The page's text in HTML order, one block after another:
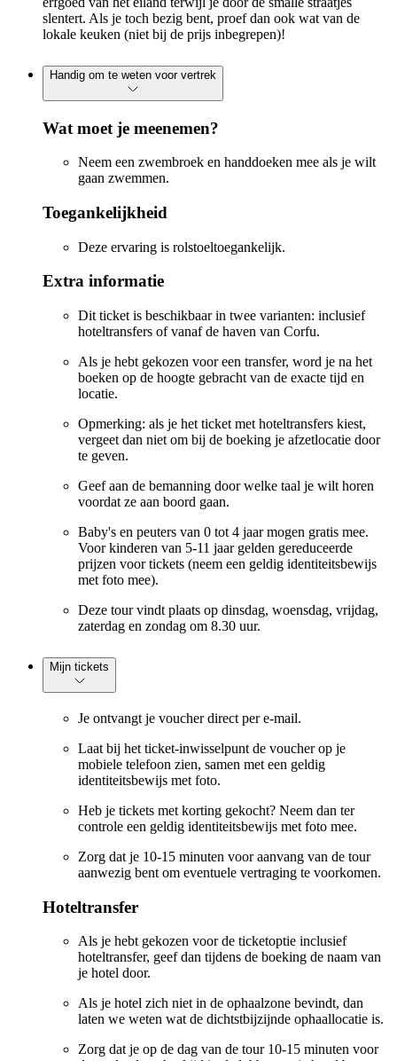
slentert. Als je toch bezig bent, proef dan ook wat van de
lokale keuken (niet bij de prijs inbegrepen)!
Handig om te weten voor vertrek
Wat moet je meenemen?
Neem een zwembroek en handdoeken mee als je wilt
gaan zwemmen.
Toegankelijkheid
Deze ervaring is rolstoeltoegankelijk.
Extra informatie
Dit ticket is beschikbaar in twee varianten: inclusief
hoteltransfers of vanaf de haven van Corfu.
Als je hebt gekozen voor een transfer, word je na het
boeken op de hoogte gebracht van de exacte tijd en
locatie.
Opmerking: als je het ticket met hoteltransfers kiest,
vergeet dan niet om bij de boeking je afzetlocatie door
te geven.
Geef aan de bemanning door welke taal je wilt horen
voordat ze aan boord gaan.
Baby's en peuters van 0 tot 4 jaar mogen gratis mee.
Voor kinderen van 5-11 jaar gelden gereduceerde
prijzen voor tickets (neem een geldig identiteitsbewijs
met foto mee).
Deze tour vindt plaats op dinsdag, woensdag, vrijdag,
zaterdag en zondag om 8.30 uur.
Mijn tickets
Je ontvangt je voucher direct per e-mail.
Laat bij het ticket-inwisselpunt de voucher op je
mobiele telefoon zien, samen met een geldig
identiteitsbewijs met foto.
Heb je tickets met korting gekocht? Neem dan ter
controle een geldig identiteitsbewijs met foto mee.
Zorg dat je 10-15 minuten voor aanvang van de tour
aanwezig bent om eventuele vertraging te voorkomen.
Hoteltransfer
Als je hebt gekozen voor de ticketoptie inclusief
hoteltransfer, geef dan tijdens de boeking de naam van
je hotel door.
Als je hotel zich niet in de ophaalzone bevindt, dan
laten we weten wat de dichtstbijzijnde ophaallocatie is.
Zorg dat je op de dag van de tour 10-15 minuten voor